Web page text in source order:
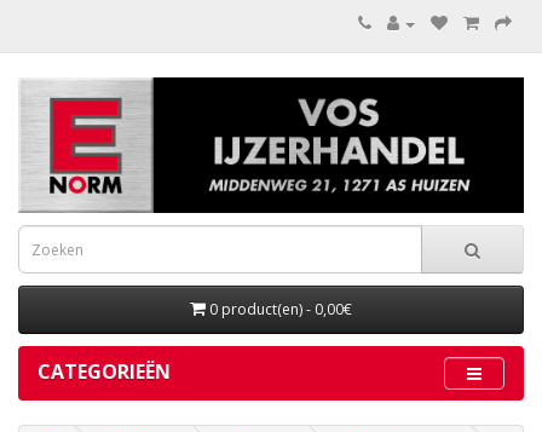
0 product(en) - 0,00€
CATEGORIEËN